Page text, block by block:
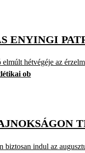
ENYINGI
hétvégéje az
ob
biztosan indul az